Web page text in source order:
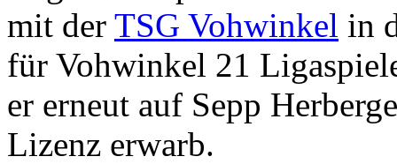
mit der TSG Vohwinkel in
für Vohwinkel 21
er erneut auf Sepp
Lizenz erwarb.